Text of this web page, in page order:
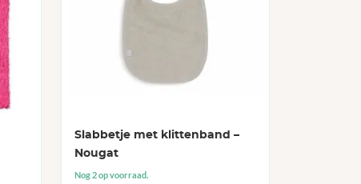
Slabbetje met klittenband –
Nougat
Nog 2 op voorraad.